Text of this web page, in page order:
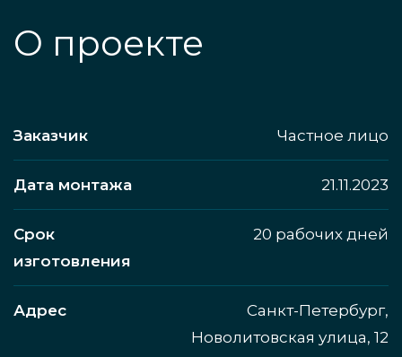
О проекте
Заказчик Частное лицо
Дата монтажа 21.11.2023
Срок
изготовления
20 рабочих дней
Адрес
Санкт-Петербург,
Новолитовская улица, 12